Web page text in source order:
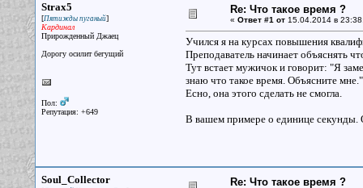
Strax5
[Пятижды пуганый]
Кардинал
Прирожденный Джаец
Дорогу осилит бегущий
Пол:
Репутация: +649
Re: Что такое время ?
« Ответ #1 от15.04.2014 в
Учился я на курсах повышения
Преподаватель начинает объяснять
Тут встает мужичок и говорит: "Я
знаю что такое время. Объясните мне."
Есно, она этого сделать не смогла.
В вашем примере о единице секунды.
Soul_Collector Re: Что такое время ?